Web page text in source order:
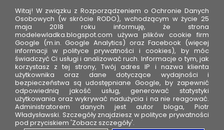
Witaj! W związku z Rozporządzeniem o Ochronie Danych
Osobowych (w skrócie RODO), wchodzącym w życie 25
maja 2018 roku informuję, że strona
modelewladka.blogspot.com używa plików cookie firm
Google (m.in. Google Analytics) oraz Facebook (więcej
informacji w polityce prywatności i cookies), by móc
świadczyć Ci usługi i analizować ruch. Informacje o tym, jak
korzystasz z tej strony, Twój adres IP i nazwa klienta
użytkownika oraz dane dotyczące wydajności i
bezpieczeństwa są udostępniane Google, by zapewnić
odpowiednią jakość usług, generować statystyki
użytkowania oraz wykrywać nadużycia i na nie reagować.
Administratorem danych jest autor bloga, Piotr
Władysławski. Szczegóły znajdziesz w polityce prywatności
pod przyciskiem 'Zobacz szczegóły'.